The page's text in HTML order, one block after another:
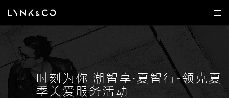
时刻为你 潮智享·夏智行-领克夏
季关爱服务活动